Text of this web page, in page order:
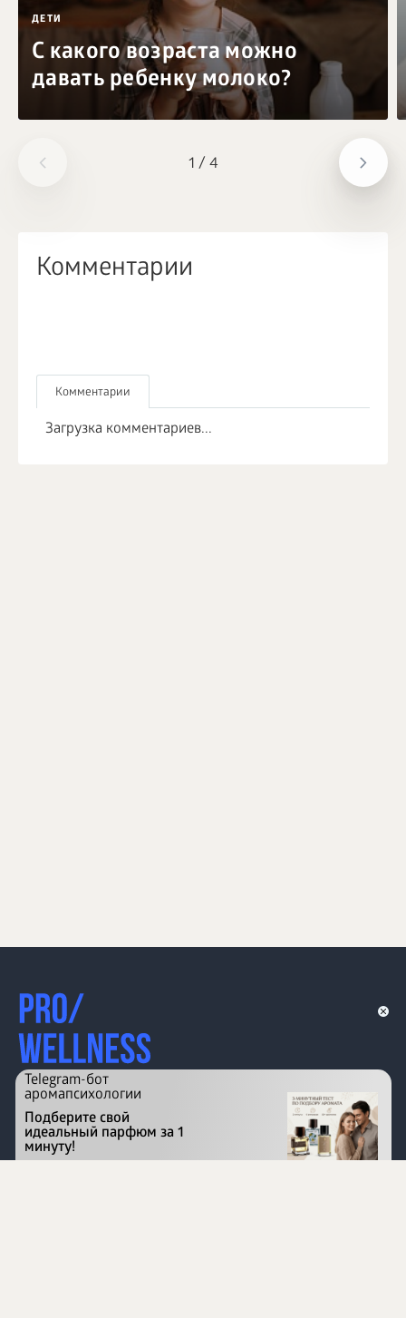
1 / 4
ДЕТИ
С какого возраста можно
давать ребенку молоко?
Комментарии
Комментарии
Загрузка комментариев...
Перейти на сайт
Telegram-бот
аромапсихологии
Подберите свой
идеальный парфюм за 1
минуту!